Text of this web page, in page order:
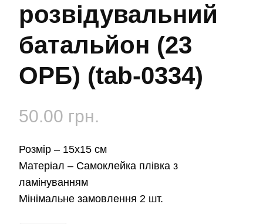
розвідувальний
батальйон (23
ОРБ) (tab-0334)
50.00 грн.
Розмір – 15х15 см
Матеріал – Самоклейка плівка з
ламінуванням
Мінімальне замовлення 2 шт.